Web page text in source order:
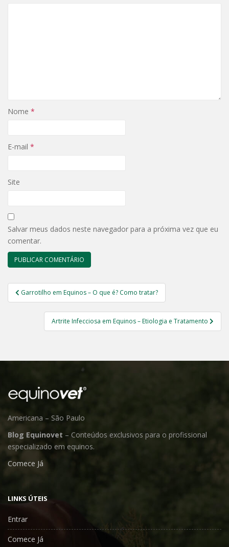
Nome *
E-mail *
Site
Salvar meus dados neste navegador para a próxima vez que eu
comentar.
Navegação
de
Garrotilho em Equinos – O que é? Como tratar?
Artrite Infecciosa em Equinos – Etiologia e Tratamento
Americana – São Paulo
Blog Equinovet – Conteúdos exclusivos para o profissional
especializado em equinos.
Comece Já
LINKS ÚTEIS
Entrar
Comece Já